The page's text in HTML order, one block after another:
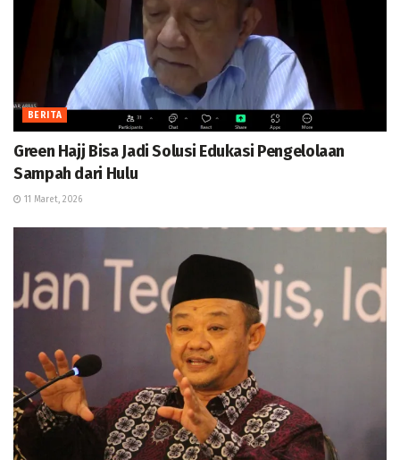
BERITA
Green Hajj Bisa Jadi Solusi Edukasi Pengelolaan
Sampah dari Hulu
11 Maret, 2026